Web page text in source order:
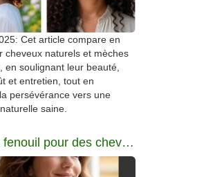
Cet article compare en
cheveux naturels et mèches
en soulignant leur beauté,
et entretien, tout en
persévérance vers une
saine.
Huile de fenouil pour des cheveux volumineux